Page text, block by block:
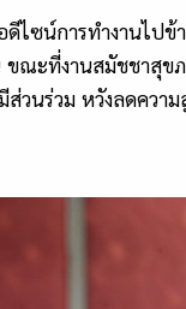
ดีไซน์การทำงานไ
ณะที่งานสมัชชาสุข
ส่วนร่วม หวังลดควา